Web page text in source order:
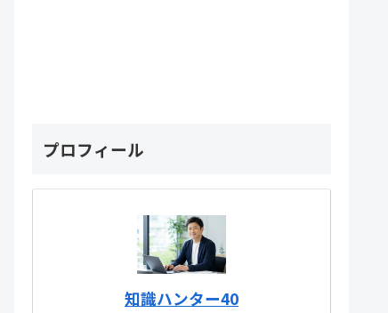
プロフィール
知識ハンター40